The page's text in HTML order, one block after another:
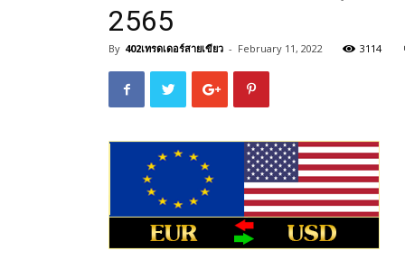
2565
By 402เทรดเดอร์สายเขียว - February 11, 2022 3114